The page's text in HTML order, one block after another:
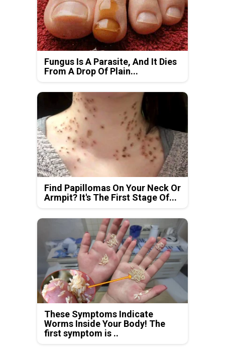
Fungus Is A Parasite, And It Dies
From A Drop Of Plain...
Find Papillomas On Your Neck Or
Armpit? It's The First Stage Of...
These Symptoms Indicate
Worms Inside Your Body! The
first symptom is ..